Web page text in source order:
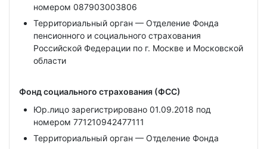
номером 087903003806
Территориальный орган — Отделение Фонда
пенсионного и социального страхования
Российской Федерации по г. Москве и Московской
области
Фонд социального страхования (ФСС)
Юр.лицо зарегистрировано 01.09.2018 под
номером 771210942477111
Территориальный орган — Отделение Фонда